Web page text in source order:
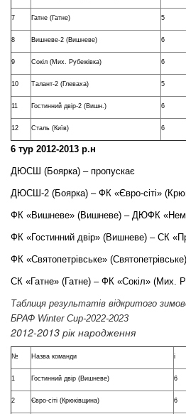
7 Гатне (Гатне) 5
8 Вишневе-2 (Вишневе) 6
9 Сокіл (Мих. Рубежівка) 6
10 Талант-2 (Глеваха) 5
11 Гостинний двір-2 (Вишн.) 6
12 Сталь (Київ) 6
6 тур 2012-2013 р.н
ДЮСШ (Боярка) – пропускає
ДЮСШ-2 (Боярка) – ФК «Євро-сіті»
ФК «Вишневе» (Вишневе) – ДЮФК
ФК «Гостинний двір» (Вишневе) – СК
ФК «Святопетрівське»
СК «Гатне» (Гатне) – ФК «Сокіл» (Мих.
Таблиця результатів відкритого
БРАФ Winter Cup-2022-2023
2012-2013 рік народження
№ Назва команди і
1 Гостинний двір (Вишневе) 6
2 Євро-сіті (Крюківщина) 6